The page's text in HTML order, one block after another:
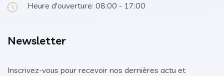
Heure d'ouverture: 08:00 - 17:00
Newsletter
Inscrivez-vous pour recevoir nos dernières actu et